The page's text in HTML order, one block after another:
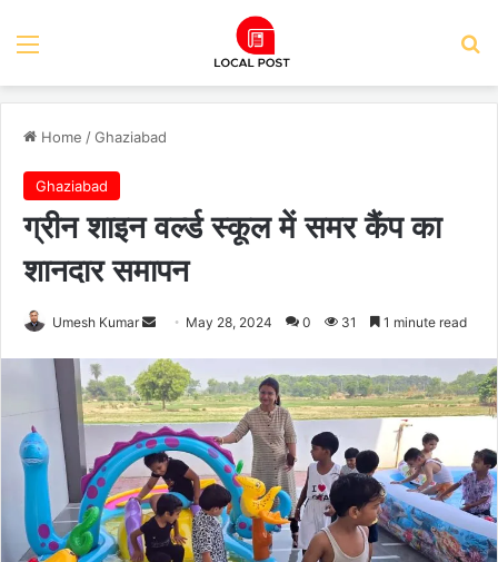
Menu
Home /Ghaziabad
Ghaziabad
ग्रीन शाइन वर्ल्ड स्कूल में समर कैंप का
शानदार समापन
Umesh Kumar
Send
email
May 28, 2024 0 31 1 minute read